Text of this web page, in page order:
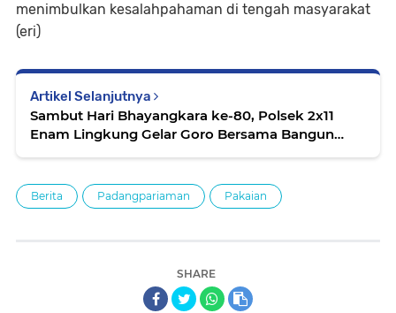
menimbulkan kesalahpahaman di tengah masyarakat
(eri)
Artikel Selanjutnya
Sambut Hari Bhayangkara ke-80, Polsek 2x11
Enam Lingkung Gelar Goro Bersama Bangun
Berita Padangpariaman Pakaian
SHARE